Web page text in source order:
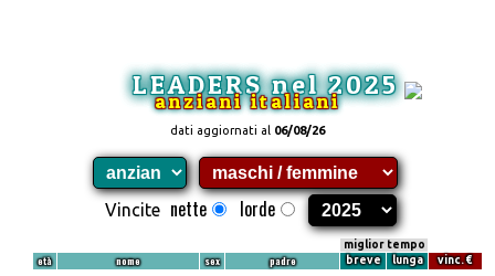
LEADERS nel 2025
anziani italiani
dati aggiornati al 06/08/26
Vincite nette lorde
miglior tempo
età nome sex padre breve lunga vinc. €